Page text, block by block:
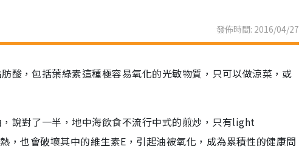
發佈時間: 2016/04/27
酸，包括葉綠素這種極容易氧化的光敏物質，只可以做涼菜，或
說對了一半，地中海飲食不流行中式的煎炒，只有light
也會破壞其中的維生素E，引起油被氧化，成為累積性的健康問